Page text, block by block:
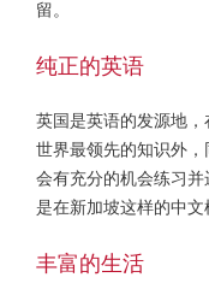
留。
纯正的英语
英国是英语的发源地
世界最领先的知识外
会有充分的机会练习
是在新加坡这样的中文
丰富的生活